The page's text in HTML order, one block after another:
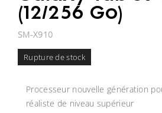
(12/256 Go)
SM-X910
Rupture de stock
Processeur nouvelle génération
réaliste de niveau supérieur